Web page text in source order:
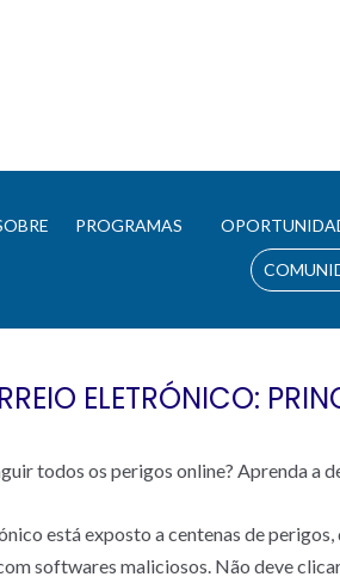
PROGRAMAS
ELETRÓNICO:
todos os perigos online? Aprenda a
está exposto a centenas de
softwares maliciosos. Não deve